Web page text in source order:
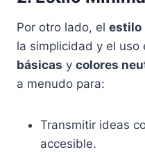
Por otro lado, el estilo
la simplicidad y el uso
básicas y colores
a menudo para:
Transmitir ideas
accesible.